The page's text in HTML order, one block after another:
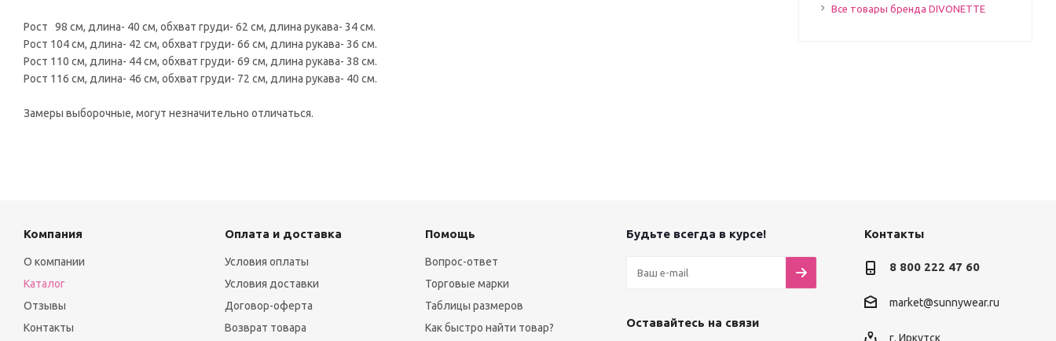
Рост 98 см, длина- 40 см, обхват груди- 62 см, длина рукава- 34 см.
Рост 104 см, длина- 42 см, обхват груди- 66 см, длина рукава- 36 см.
Рост 110 см, длина- 44 см, обхват груди- 69 см, длина рукава- 38 см.
Рост 116 см, длина- 46 см, обхват груди- 72 см, длина рукава- 40 см.
Замеры выборочные, могут незначительно отличаться.
Все товары бренда DIVONETTE
Компания
О компании
Каталог
Отзывы
Контакты
Оплата и доставка
Условия оплаты
Условия доставки
Договор-оферта
Возврат товара
Помощь
Вопрос-ответ
Торговые марки
Таблицы размеров
Как быстро найти товар?
Будьте всегда в курсе!
Оставайтесь на связи
Контакты
8 800 222 47 60
market@sunnywear.ru
г. Иркутск